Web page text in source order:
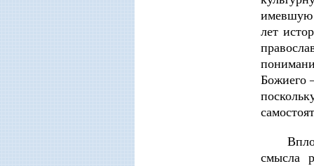
имевшую
лет
Божиего
смысла